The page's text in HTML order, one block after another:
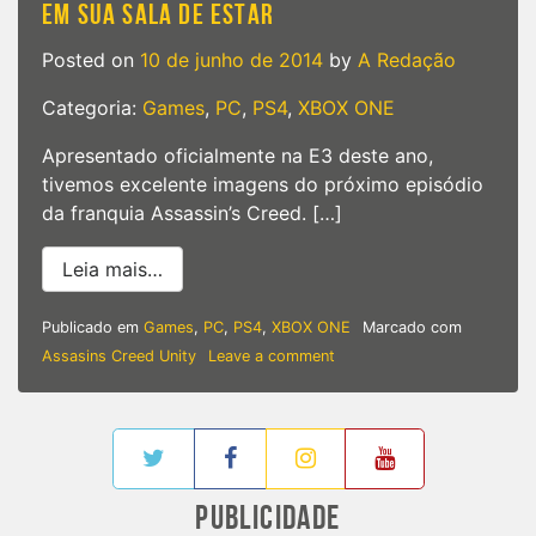
EM SUA SALA DE ESTAR
Posted on 10 de junho de 2014 by A Redação
Categoria: Games, PC, PS4, XBOX ONE
Apresentado oficialmente na E3 deste ano,
tivemos excelente imagens do próximo episódio
da franquia Assassin’s Creed. […]
Leia mais…
Publicado em Games, PC, PS4, XBOX ONE
Marcado com
Assasins Creed Unity
Leave a comment
Creed
grandiosidade
da
Revolução
PUBLICIDADE